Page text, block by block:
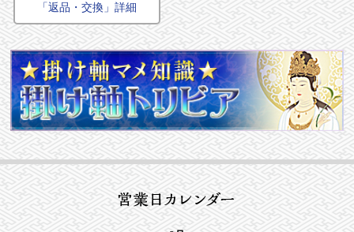
「返品・交換」詳細